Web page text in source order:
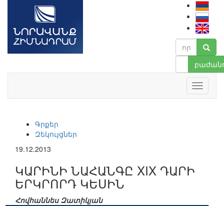
Գրքեր
Զեկույցներ
19.12.2013
ԿԱՐԻՆԻ ՆԱՀԱՆԳԸ XIX ԴԱՐԻ
ԵՐԿՐՈՐԴ ԿԵՍԻՆ
Հովհաննես Զատիկյան